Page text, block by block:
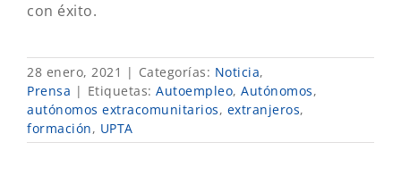
con éxito.
28 enero, 2021 | Categorías: Noticia,
Prensa | Etiquetas: Autoempleo, Autónomos,
autónomos extracomunitarios, extranjeros,
formación, UPTA